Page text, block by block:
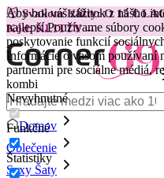
Aby bol váš zážitok z nášho
najlepší.Používame súbory
poskytovanie funkcií
Informácie o vašom používaní
partnermi pre sociálne médiá,
kombi
Nevyhnutné
Funkčné
Štatistiky
😽Svakom Klitty: O 15 €
Kód: KLITTY →
Domov
Oblečenie
Sexy Šaty